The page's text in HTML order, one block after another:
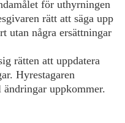
för uthyrningen
rätt att säga upp
utan några ersättningar
rätten att uppdatera
Hyrestagaren
uppkommer.